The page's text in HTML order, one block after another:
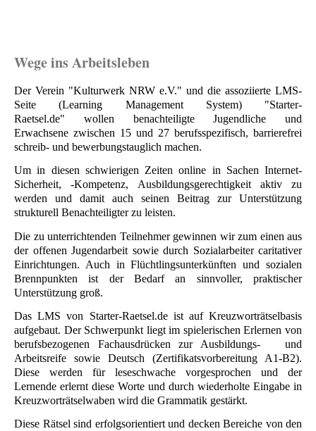
Wege ins Arbeitsleben
Der Verein "Kulturwerk NRW e.V." und die assoziierte LMS-
Seite (Learning Management System) "Starter-
Raetsel.de" wollen benachteiligte Jugendliche und
Erwachsene zwischen 15 und 27 berufsspezifisch, barrierefrei
schreib- und bewerbungstauglich machen.
Um in diesen schwierigen Zeiten online in Sachen Internet-
Sicherheit, -Kompetenz, Ausbildungsgerechtigkeit aktiv zu
werden und damit auch seinen Beitrag zur Unterstützung
strukturell Benachteiligter zu leisten.
Die zu unterrichtenden Teilnehmer gewinnen wir zum einen aus
der offenen Jugendarbeit sowie durch Sozialarbeiter caritativer
Einrichtungen. Auch in Flüchtlingsunterkünften und sozialen
Brennpunkten ist der Bedarf an sinnvoller, praktischer
Unterstützung groß.
Das LMS von Starter-Raetsel.deist auf Kreuzworträtselbasis
aufgebaut. Der Schwerpunkt liegt im spielerischen Erlernen von
berufsbezogenen Fachausdrücken zur Ausbildungs- und
Arbeitsreife sowie Deutsch (Zertifikatsvorbereitung A1-B2).
Diese werden für leseschwache vorgesprochen und der
Lernende erlernt diese Worte und durch wiederholte Eingabe in
Kreuzworträtselwaben wird die Grammatik gestärkt.
Diese Rätsel sind erfolgsorientiert und decken Bereiche von den